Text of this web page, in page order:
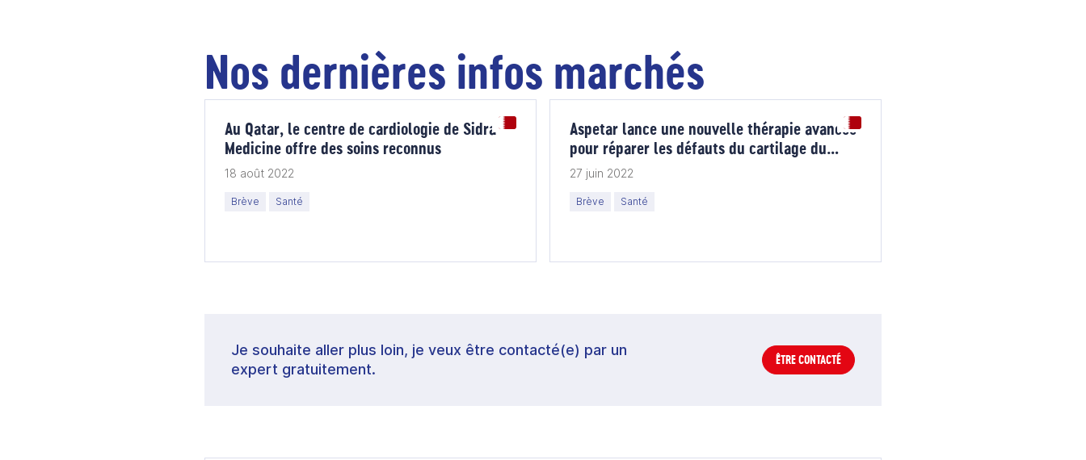
Nos dernières infos marchés
Au Qatar, le centre de cardiologie de Sidra
Medicine offre des soins reconnus
18 août 2022
Brève Santé
Aspetar lance une nouvelle thérapie avancée
pour réparer les défauts du cartilage du
genou
27 juin 2022
Brève Santé
Je souhaite aller plus loin, je veux être contacté(e) par un
expert gratuitement.
ÊTRE CONTACTÉ